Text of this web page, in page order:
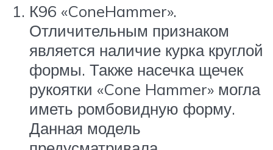
К96 «ConeHammer».
Отличительным признаком
является наличие курка круглой
формы. Также насечка щечек
рукоятки «Cone Hammer» могла
иметь ромбовидную форму.
Данная модель